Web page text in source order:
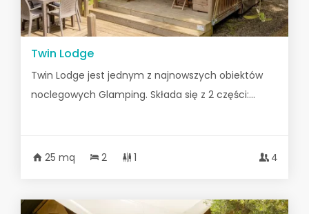
Twin Lodge
Twin Lodge jest jednym z najnowszych obiektów
noclegowych Glamping. Składa się z 2 części:...
25 mq 2 1 4